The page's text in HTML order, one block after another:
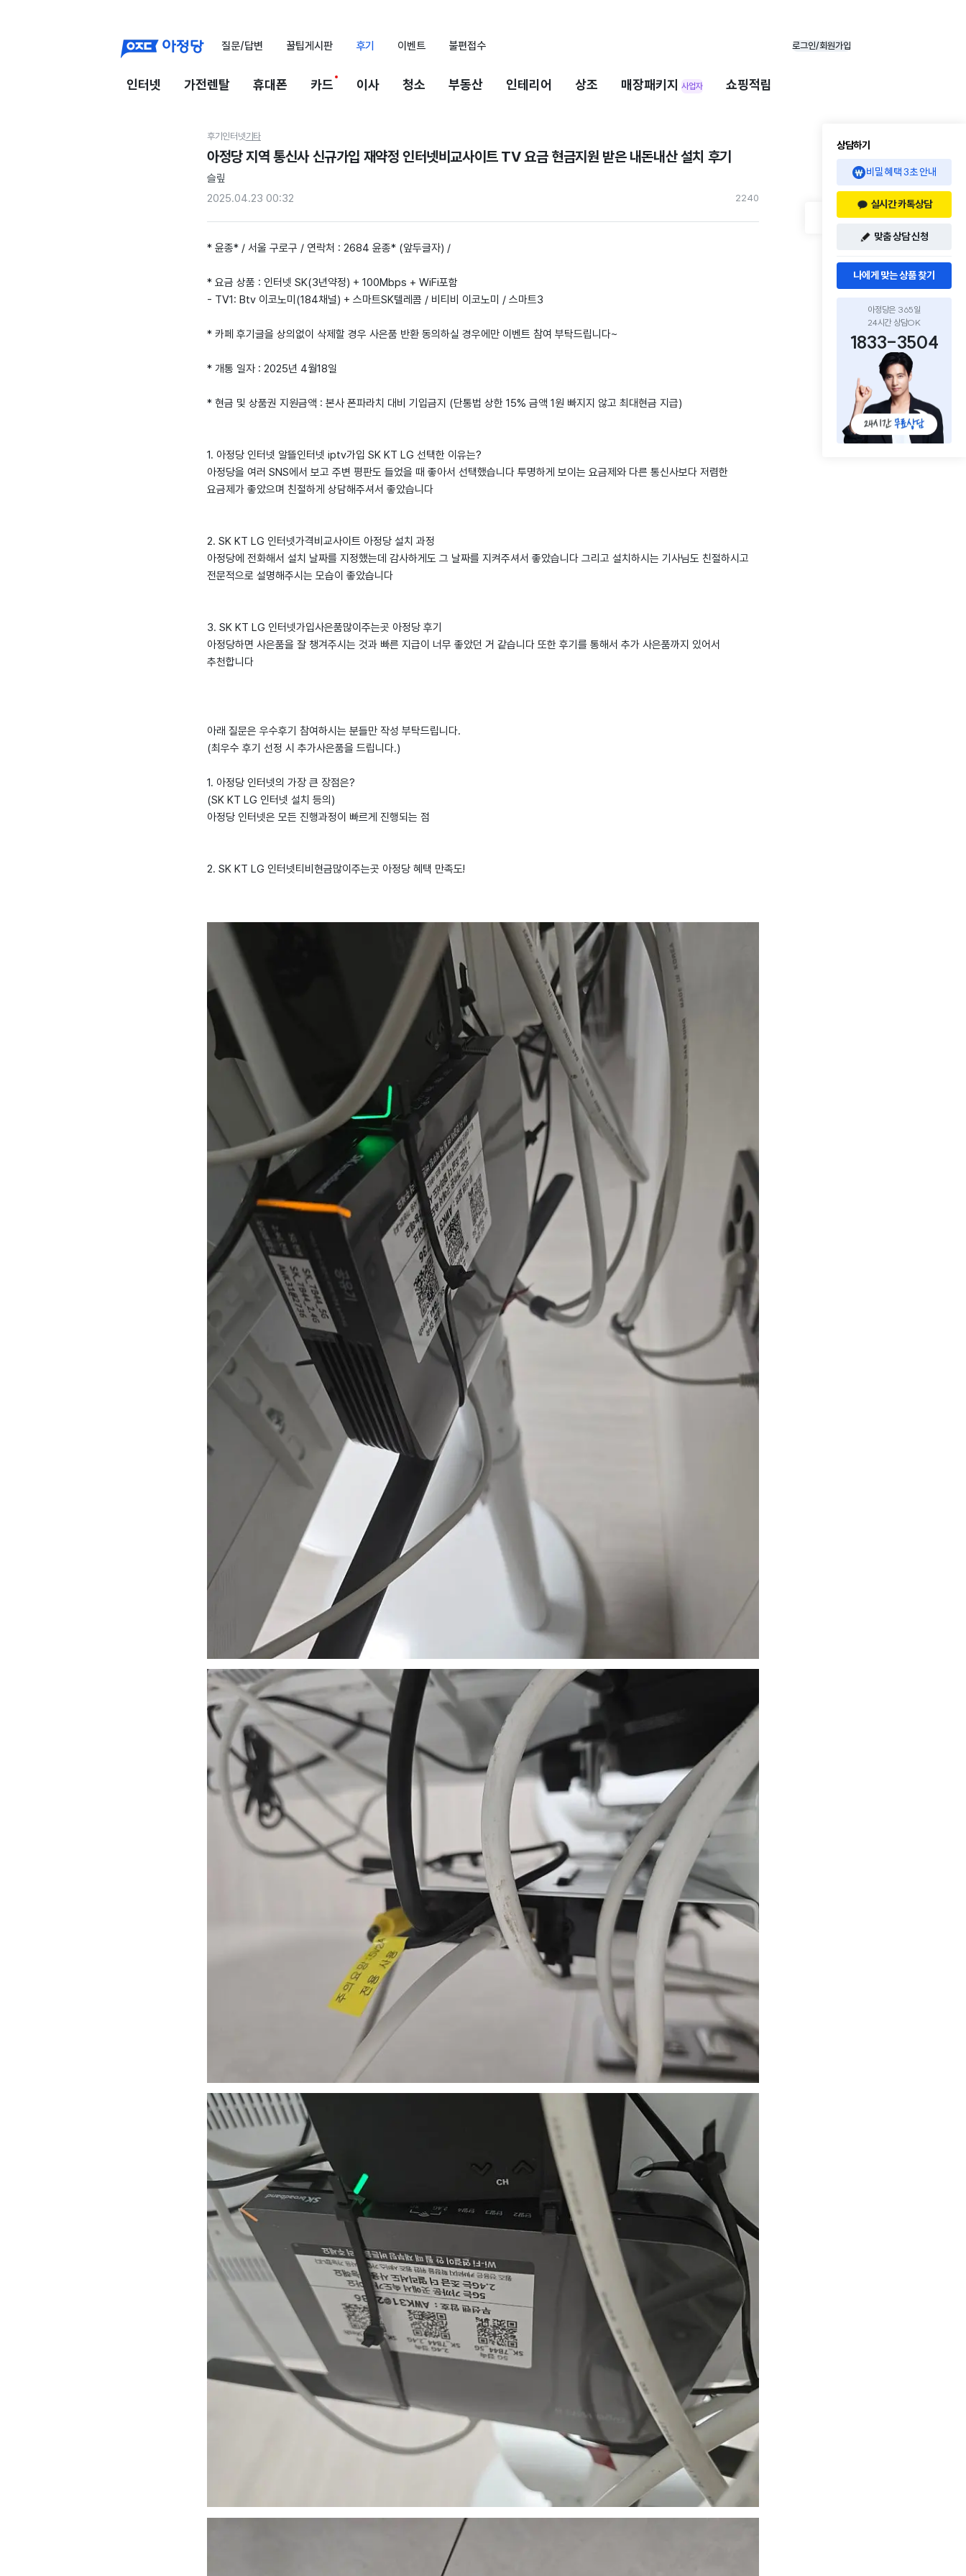
질문/답변 꿀팁게시판 후기 이벤트 불편접수 로그인/회원가입
인터넷 가전렌탈 휴대폰 카드 이사 청소 부동산 인테리어 상조 매장패키지 사업자 쇼핑적립
후기 인터넷기타
아정당 지역 통신사 신규가입 재약정 인터넷비교사이트 TV 요금 현금지원 받은 내돈내산 설치 후기
슬맆
2025.04.23 00:32
2240
* 윤종* / 서울 구로구 / 연락처 : 2684 윤종* (앞두글자) /
* 요금 상품 : 인터넷 SK(3년약정) + 100Mbps + WiFi포함
- TV1: Btv 이코노미(184채널) + 스마트SK텔레콤 / 비티비 이코노미 / 스마트3
* 카페 후기글을 상의없이 삭제할 경우 사은품 반환 동의하실 경우에만 이벤트 참여 부탁드립니다~
* 개통 일자 : 2025년 4월18일
* 현금 및 상품권 지원금액 : 본사 폰파라치 대비 기입금지 (단통법 상한 15% 금액 1원 빠지지 않고 최대현금 지급)
1. 아정당 인터넷 알뜰인터넷 iptv가입 SK KT LG 선택한 이유는?
아정당을 여러 SNS에서 보고 주변 평판도 들었을 때 좋아서 선택했습니다 투명하게 보이는 요금제와 다른 통신사보다 저렴한
요금제가 좋았으며 친절하게 상담해주셔서 좋았습니다
2. SK KT LG 인터넷가격비교사이트 아정당 설치 과정
아정당에 전화해서 설치 날짜를 지정했는데 감사하게도 그 날짜를 지켜주셔서 좋았습니다 그리고 설치하시는 기사님도 친절하시고
전문적으로 설명해주시는 모습이 좋았습니다
3. SK KT LG 인터넷가입사은품많이주는곳 아정당 후기
아정당하면 사은품을 잘 챙겨주시는 것과 빠른 지급이 너무 좋았던 거 같습니다 또한 후기를 통해서 추가 사은품까지 있어서
추천합니다
아래 질문은 우수후기 참여하시는 분들만 작성 부탁드립니다.
(최우수 후기 선정 시 추가사은품을 드립니다.)
1. 아정당 인터넷의 가장 큰 장점은?
(SK KT LG 인터넷 설치 등의)
아정당 인터넷은 모든 진행과정이 빠르게 진행되는 점
2. SK KT LG 인터넷티비현금많이주는곳 아정당 혜택 만족도!
상담하기
비밀 혜택 3초 안내
실시간 카톡상담
맞춤 상담 신청
나에게 맞는 상품 찾기
아정당은 365일
24시간 상담OK
1833-3504